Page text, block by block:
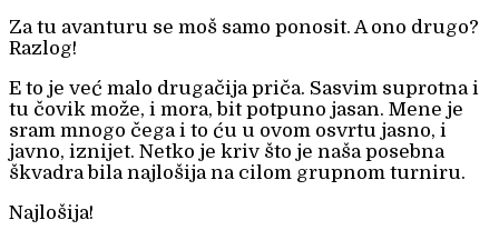
Za tu avanturu se moš samo ponosit. A ono drugo?
Razlog!
E to je već malo drugačija priča. Sasvim suprotna i
tu čovik može, i mora, bit potpuno jasan. Mene je
sram mnogo čega i to ću u ovom osvrtu jasno, i
javno, iznijet. Netko je kriv što je naša posebna
škvadra bila najlošija na cilom grupnom turniru.
Najlošija!